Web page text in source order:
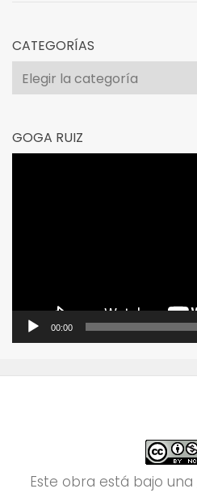
CATEGORÍAS
Categorías
GOGA RUIZ
00:00
Este obra está bajo una